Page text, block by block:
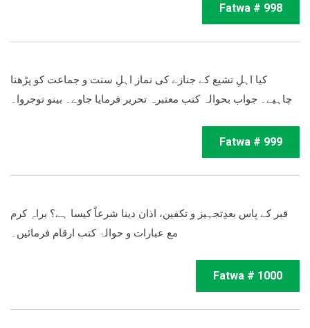
Fatwa # 998
کیا اہلِ تشیع کے جنازے کی نماز اہلِ سنت و جماعت کو پڑھنا
چاہیے۔ جواب بحوالہ کتب معتبرہ تحریر فرمایا جاوے۔ بینو توجروا۔
Fatwa # 999
قبر کے پاس بعدِتجہیز و تکفین، اذان دینا شرعاً کیسا ہے؟ براہِ کرم
مع عبارات و حوالۂ کتب ارقام فرمائیں۔
Fatwa # 1000